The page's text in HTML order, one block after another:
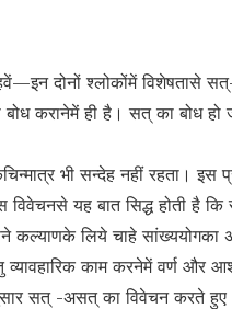
दोनों श्लोकोंमें विशेषतासे
करानेमें ही है। सत् का बोध हो
भी सन्देह नहीं रहता।
विवेचनसे यह बात सिद्ध होती है
लिये चाहे सांख्ययोगका
व्यावहारिक काम करनेमें वर्ण
सत् -असत् का विवेचन करते हुए